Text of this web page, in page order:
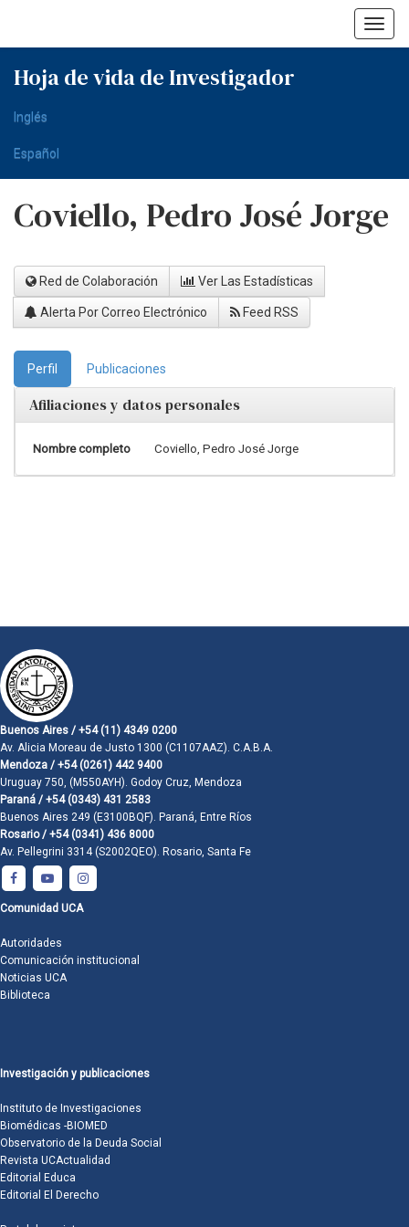
Hoja de vida de Investigador
Inglés
Español
Coviello, Pedro José Jorge
Red de Colaboración Ver Las Estadísticas
Alerta Por Correo Electrónico Feed RSS
Perfil Publicaciones
Afiliaciones y datos personales
Nombre completo Coviello, Pedro José Jorge
Buenos Aires / +54 (11) 4349 0200
Av. Alicia Moreau de Justo 1300 (C1107AAZ). C.A.B.A.
Mendoza / +54 (0261) 442 9400
Uruguay 750, (M550AYH). Godoy Cruz, Mendoza
Paraná / +54 (0343) 431 2583
Buenos Aires 249 (E3100BQF). Paraná, Entre Ríos
Rosario / +54 (0341) 436 8000
Av. Pellegrini 3314 (S2002QEO). Rosario, Santa Fe
Comunidad UCA
Autoridades
Comunicación institucional
Noticias UCA
Biblioteca
Investigación y publicaciones
Instituto de Investigaciones
Biomédicas -BIOMED
Observatorio de la Deuda Social
Revista UCActualidad
Editorial Educa
Editorial El Derecho